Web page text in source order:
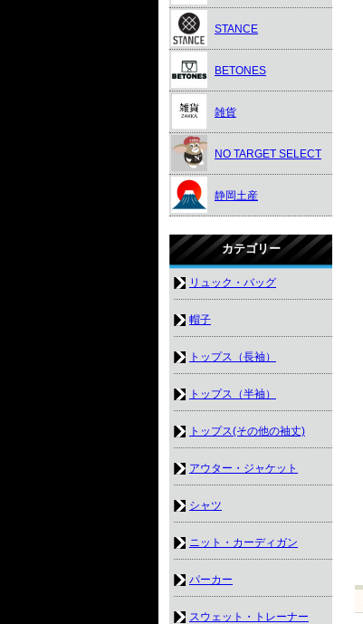
STANCE
BETONES
雑貨
NO TARGET SELECT
静岡土産
カテゴリー
リュック・バッグ
帽子
トップス（長袖）
トップス（半袖）
トップス(その他の袖丈)
アウター・ジャケット
シャツ
ニット・カーディガン
パーカー
スウェット・トレーナー